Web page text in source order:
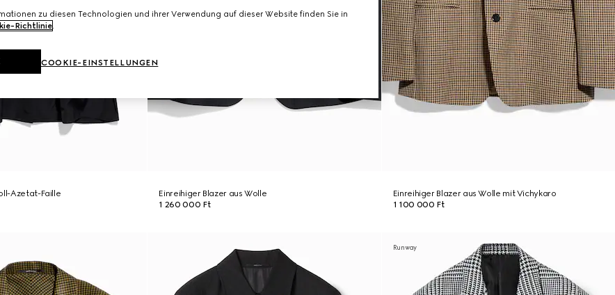
Azetat-Faille
Einreihiger Blazer aus Wolle
1 260 000 Ft
Einreihiger Blazer aus Wolle mit Vichykaro
1 100 000 Ft
Runway
zu diesen Technologien und ihrer Verwendung auf dieser Website finden Sie in
Richtlinie.
COOKIE-EINSTELLUNGEN